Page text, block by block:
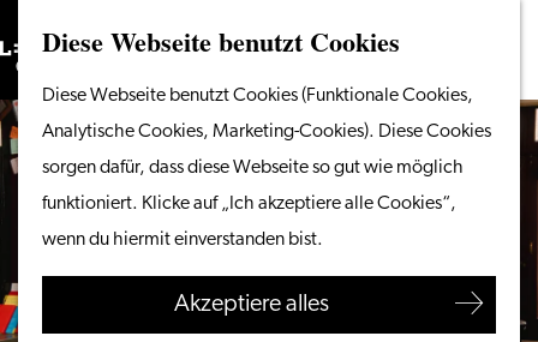
Diese Webseite benutzt Cookies
Diese Webseite benutzt Cookies (Funktionale Cookies,
Analytische Cookies, Marketing-Cookies). Diese Cookies
sorgen dafür, dass diese Webseite so gut wie möglich
funktioniert. Klicke auf „Ich akzeptiere alle Cookies“,
wenn du hiermit einverstanden bist.
Akzeptiere alles
Gehen
Sie
zur
Homepage
Menü
Suchen
Vom Wasser aus
Radeln & Wandern
Shoppen
Essen & Trinken
Ihren Besuch planen
Suchen